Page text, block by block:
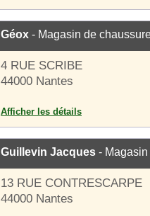
Géox - Magasin de
4 RUE SCRIBE
44000 Nantes
Afficher les détails
Guillevin Jacques -
13 RUE CONTRESCARPE
44000 Nantes